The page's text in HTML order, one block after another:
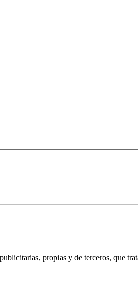
propias y de terceros, que